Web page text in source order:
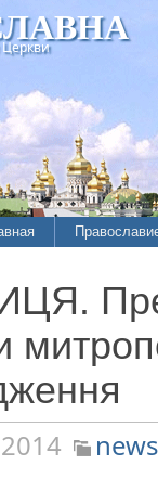
История
Хроники
news